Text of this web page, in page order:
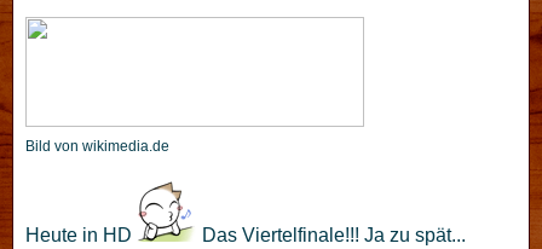
Bild von wikimedia.de
Heute in HD Das Viertelfinale!!! Ja zu spät...